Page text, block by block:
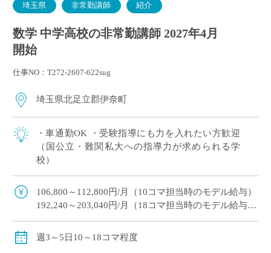
埼玉県 非常勤講師 紹介
数学 中学高校の非常勤講師 2027年4月
開始
仕事NO：T272-2607-622sug
埼玉県北足立郡伊奈町
・車通勤OK ・受験指導にも力を入れたい方歓迎
（国公立・難関私大への指導力が求められる学
校）
106,800～112,800円/月（10コマ担当時のモデル給与）
192,240～203,040円/月（18コマ担当時のモデル給与）
保険等：労災保険
週3～5日10～18コマ程度